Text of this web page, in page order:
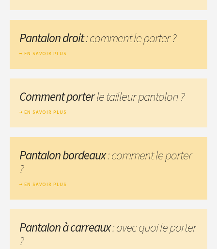
Pantalon droit: comment le porter ?
EN SAVOIR PLUS
Comment porterle tailleur pantalon ?
EN SAVOIR PLUS
Pantalon bordeaux: comment le porter
?
EN SAVOIR PLUS
Pantalon à carreaux: avec quoi le porter
?